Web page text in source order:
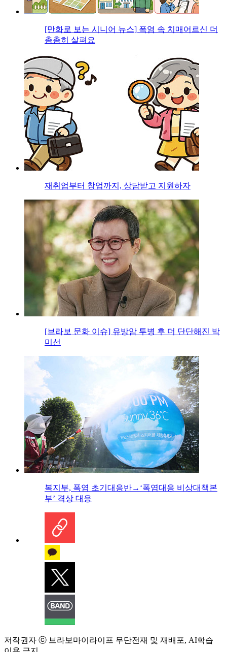
[만화로 보는 시니어 뉴스] 폭염 속 치매어르신 더
촘촘히 살펴요
재취업부터 창업까지, 상담받고 지원하자
[브라보 문화 이슈] 유방암 투병 후 더 단단해진 박
미선
복지부, 폭염 초기대응반→‘폭염대응 비상대책본
부’ 격상 대응
저작권자 ⓒ 브라보마이라이프 무단전재 및 재배포, AI학습